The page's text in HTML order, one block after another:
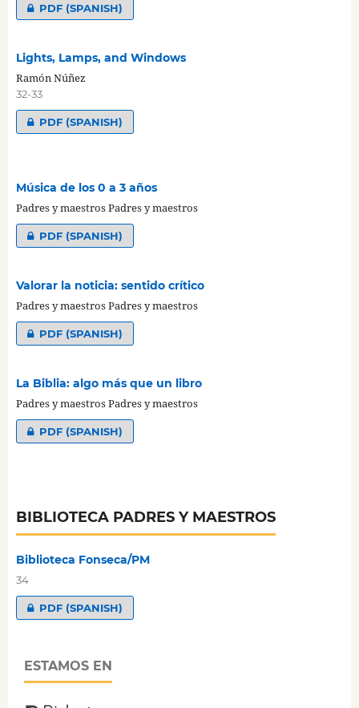
PDF (SPANISH)
Lights, Lamps, and Windows
Ramón Núñez
32-33
PDF (SPANISH)
Música de los 0 a 3 años
Padres y maestros Padres y maestros
PDF (SPANISH)
Valorar la noticia: sentido crítico
Padres y maestros Padres y maestros
PDF (SPANISH)
La Biblia: algo más que un libro
Padres y maestros Padres y maestros
PDF (SPANISH)
BIBLIOTECA PADRES Y MAESTROS
Biblioteca Fonseca/PM
34
PDF (SPANISH)
ESTAMOS EN